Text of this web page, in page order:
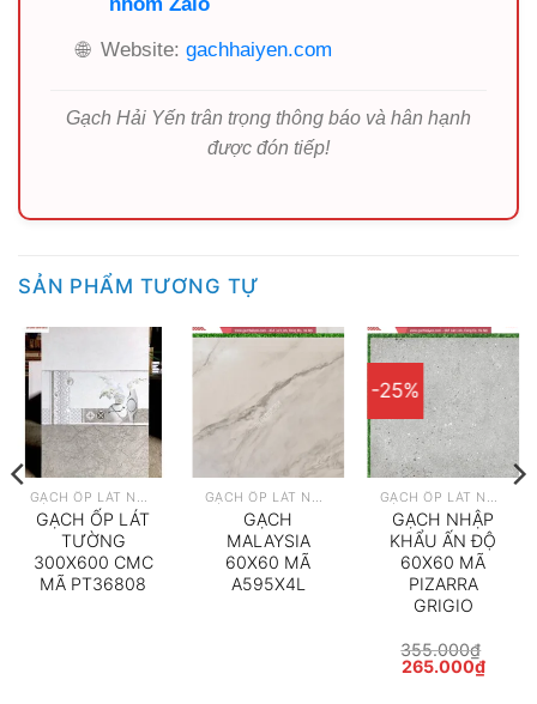
🌐 Website: gachhaiyen.com
Gạch Hải Yến trân trọng thông báo và hân hạnh
được đón tiếp!
SẢN PHẨM TƯƠNG TỰ
GẠCH ỐP LÁT NHẬP KHẨU
GẠCH ỐP LÁT
TƯỜNG
300X600 CMC
MÃ PT36808
GẠCH ỐP LÁT NHẬP KHẨU
GẠCH
MALAYSIA
60X60 MÃ
A595X4L
-25%
GẠCH ỐP LÁT NHẬP KHẨU
GẠCH NHẬP
KHẨU ẤN ĐỘ
60X60 MÃ
PIZARRA
GRIGIO
355.000₫
Giá
265.000₫Giá
hiện